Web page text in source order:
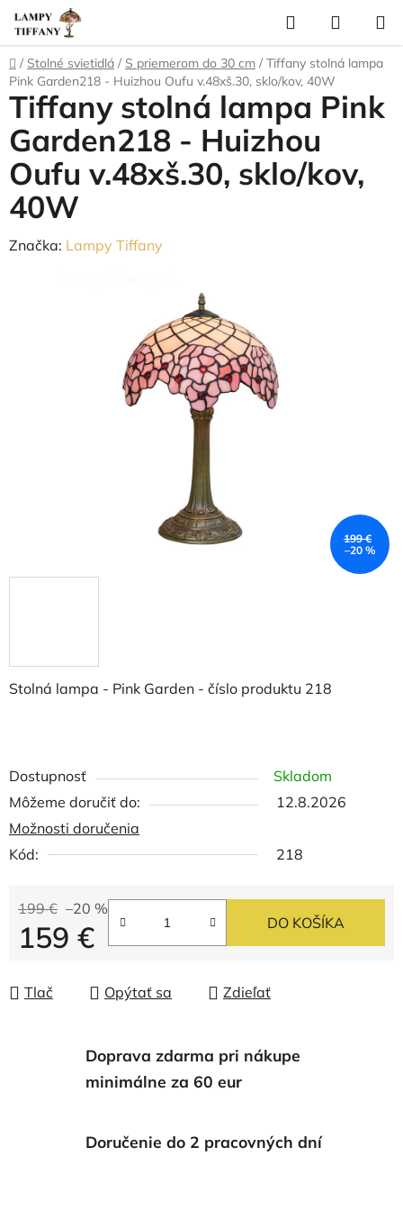
Prejsť
na
obsah
Hľadať
KOŠÍK
Domov
/ Stolné svietidlá / S priemerom do 30 cm / Tiffany stolná lampa
Pink Garden218 - Huizhou Oufu v.48xš.30, sklo/kov, 40W
Stolná lampa - Pink Garden - číslo produktu 218
Dostupnosť
Skladom
Môžeme doručiť do:
12.8.2026
Možnosti doručenia
Kód:
218
199 € –20 %
159 € DO KOŠÍKA
Tlač Opýtať sa Zdieľať
Tiffany stolná lampa Pink
Garden218 - Huizhou
Oufu v.48xš.30, sklo/kov,
40W
Značka: Lampy Tiffany
199 €
–20 %
Doprava zdarma pri nákupe
minimálne za 60 eur
Doručenie do 2 pracovných dní